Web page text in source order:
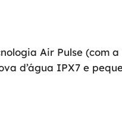
Air Pulse (com a
d’água IPX7 e